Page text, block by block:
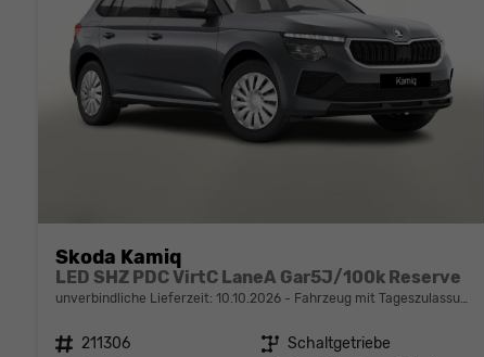
Skoda Kamiq
LED SHZ PDC VirtC LaneA Gar5J/100k Reserve
unverbindliche Lieferzeit: 10.10.2026 Fahrzeug mit Tageszulassung
Fahrzeugnr. 211306 Getriebe Schaltgetriebe